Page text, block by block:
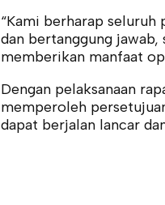
“Kami berharap
dan bertanggung jawab,
memberikan manfaat
Dengan pelaksanaan
memperoleh
dapat berjalan lancar